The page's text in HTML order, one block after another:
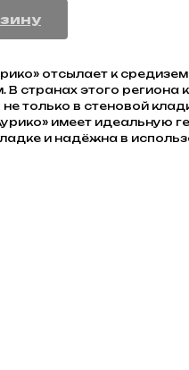
отсылает к
В странах этого региона
только в стеновой
имеет идеальную
и надёжна в